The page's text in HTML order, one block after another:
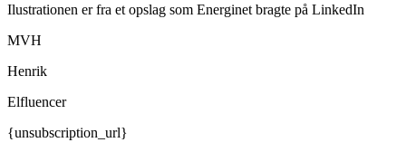
Ilustrationen er fra et opslag som Energinet bragte på LinkedIn
MVH
Henrik
Elfluencer
{unsubscription_url}